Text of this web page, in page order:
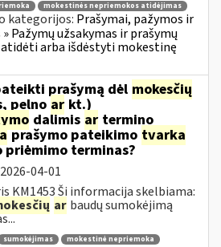
mokestinės nepriemokos atidėjimas
kategorijos: Prašymai, pažymos ir
Pažymų užsakymas ir prašymų
arba išdėstyti mokestinę
prašymą dėl mokesčių
pelno ar kt.)
dalimis ar termino
prašymo pateikimo tvarka
terminas?
2026-04-01
KM1453 Ši informacija skelbiama:
ar baudų sumokėjimą
sumokėjimas
mokestinė nepriemoka